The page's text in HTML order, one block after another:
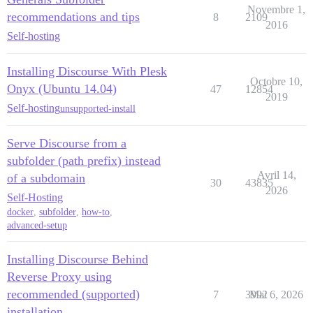
- git clone https://github.com/discourse/
## Rappelez-vous, il s'agit de syntaxe YAML - vous
run:
    - exec:
        cmd:
          - rm -fr public/assets
- sudo -E -u discourse bundle exec rake
          - mkdir -p public/ask
          - rm public/uploads
          - rm public/backups
recommendations and tips
Self-hosting
8 2109
Novembre 1,
2016
Installing Discourse With Plesk
Onyx (Ubuntu 14.04)
Self-hostingunsupported-install
47 12854
Octobre 10,
2019
Serve Discourse from a
subfolder (path prefix) instead
of a subdomain
Self-Hosting
docker, subfolder, how-to,
advanced-setup
30 43835
Avril 14,
2026
Installing Discourse Behind
Reverse Proxy using
recommended (supported)
7 3992
Mai 6, 2026